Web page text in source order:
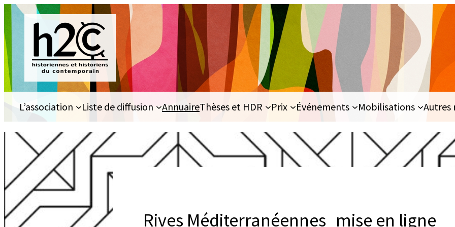
Aller
au
contenu
L’association Liste de diffusion AnnuaireThèses et HDR Prix Événements Mobilisations Autres
Rives Méditerranéennes_mise en ligne